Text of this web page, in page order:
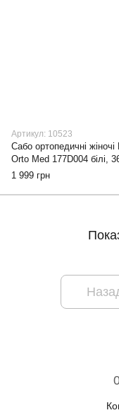
Артикул: 10523
Сабо ортопедичні жіночі
Orto Med 177D004 білі,
1 999 грн